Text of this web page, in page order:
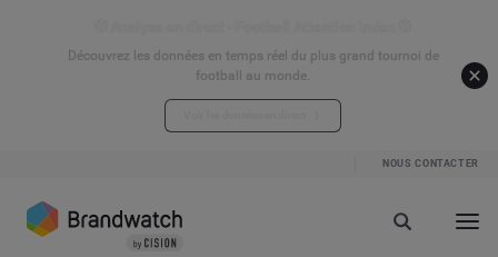
Découvrez les données en temps réel du plus grand tournoi de
football au monde.
NOUS CONTACTER